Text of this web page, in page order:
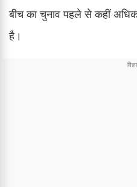
बीच का चुनाव पहले से कहीं
है।